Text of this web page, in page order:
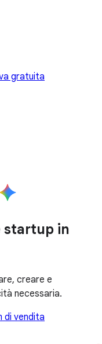
gratuita
startup in
creare e
necessaria.
di vendita